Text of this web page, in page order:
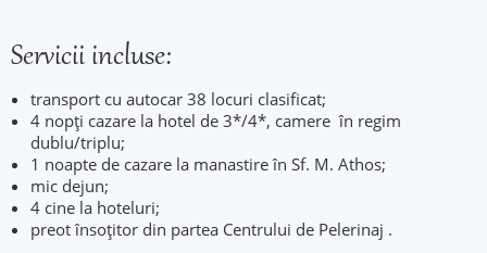
Servicii incluse:
transport cu autocar 38 locuri clasificat;
4 nopți cazare la hotel de 3*/4*, camere în regim
dublu/triplu;
1 noapte de cazare la manastire în Sf. M. Athos;
mic dejun;
4 cine la hoteluri;
preot însoțitor din partea Centrului de Pelerinaj .